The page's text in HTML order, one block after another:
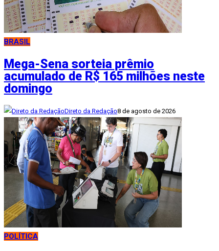
BRASIL
Mega-Sena sorteia prêmio
acumulado de R$ 165 milhões neste
domingo
Direto da Redação8 de agosto de 2026
POLÍTICA